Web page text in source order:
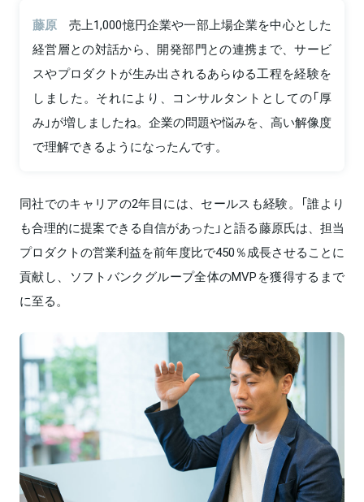
藤原
売上1,000憶円企業や一部上場企業を中心とした
経営層との対話から、開発部門との連携まで、サービ
スやプロダクトが生み出されるあらゆる工程を経験を
しました。それにより、コンサルタントとしての「厚
み」が増しましたね。企業の問題や悩みを、高い解像度
で理解できるようになったんです。
同社でのキャリアの2年目には、セールスも経験。「誰より
も合理的に提案できる自信があった」と語る藤原氏は、担当
プロダクトの営業利益を前年度比で450％成長させることに
貢献し、ソフトバンクグループ全体のMVPを獲得するまで
に至る。